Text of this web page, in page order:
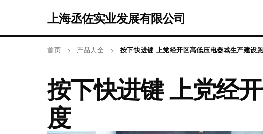
上海丞佐实业发展有限公司
首页 > 产品大全 > 按下快进键 上党经开区高低压电器城生产建设
按下快进键 上党经
度